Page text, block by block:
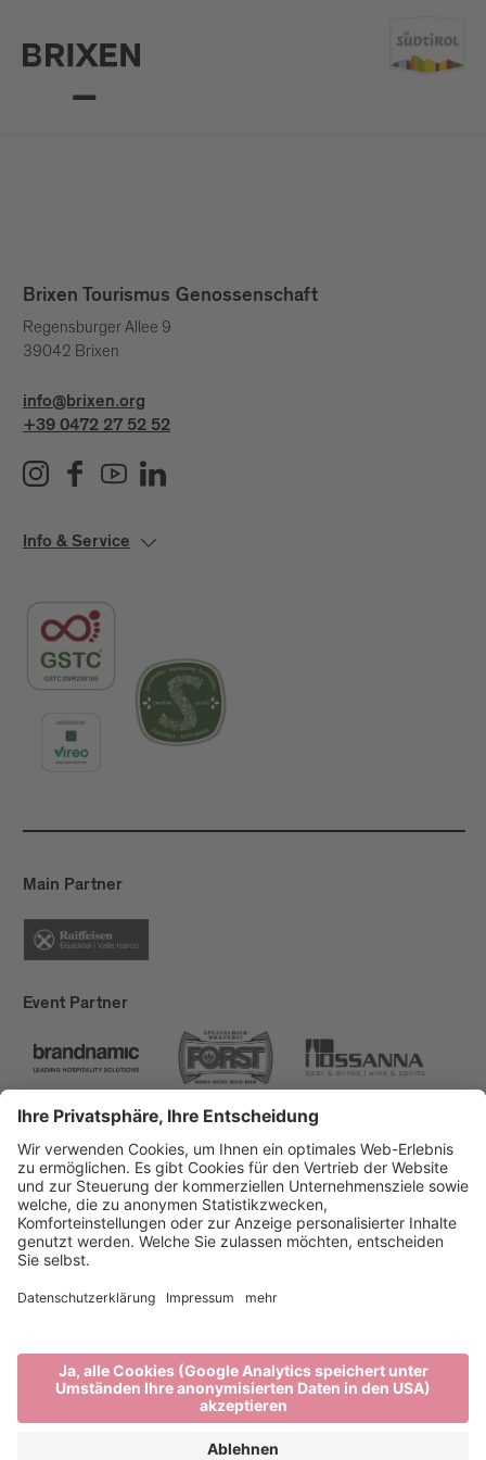
Brixen Tourismus Genossenschaft
Regensburger Allee 9
39042 Brixen
info@brixen.org
+39 0472 27 52 52
Info & Service
Main Partner
Event Partner
Brixen Tourismus
Privacy
Impressum
Förderungen
produced by